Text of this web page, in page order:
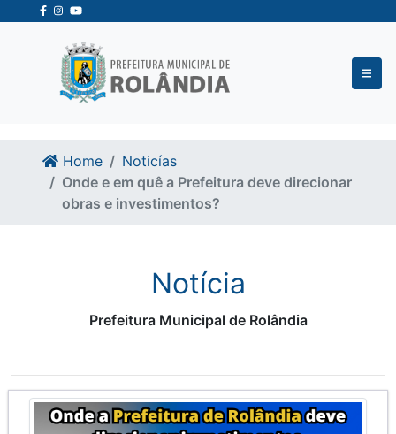
Ir para o conteudo
Ir para o fim do conteudo
Home
Noticías
Onde e em quê a Prefeitura deve direcionar
obras e investimentos?
Notícia
Prefeitura Municipal de Rolândia